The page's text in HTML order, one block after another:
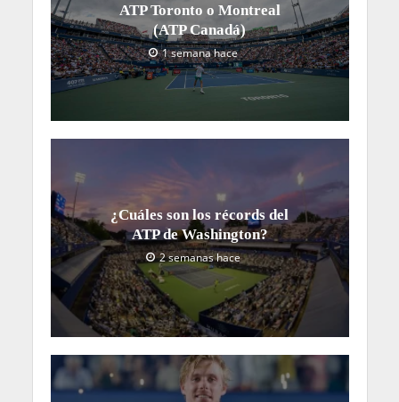
ATP Toronto o Montreal
(ATP Canadá)
1 semana hace
¿Cuáles son los récords del
ATP de Washington?
2 semanas hace